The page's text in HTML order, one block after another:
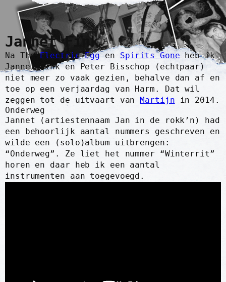
Jannet Fink
Na TheElectric Eggen Spirits Gone heb ik
Jannet Fink en Peter Bisschop (echtpaar)
niet meer zo vaak gezien, behalve dan af en
toe op een verjaardag van Harm. Dat wil
zeggen tot de uitvaart van Martijn in 2014.
Onderweg
Jannet (artiestennaam Jan in de rokk’n) had
een behoorlijk aantal nummers geschreven en
wilde een (solo)album uitbrengen:
“Onderweg”. Ze liet het nummer “Winterrit”
horen en daar heb ik een aantal
instrumenten aan toegevoegd.